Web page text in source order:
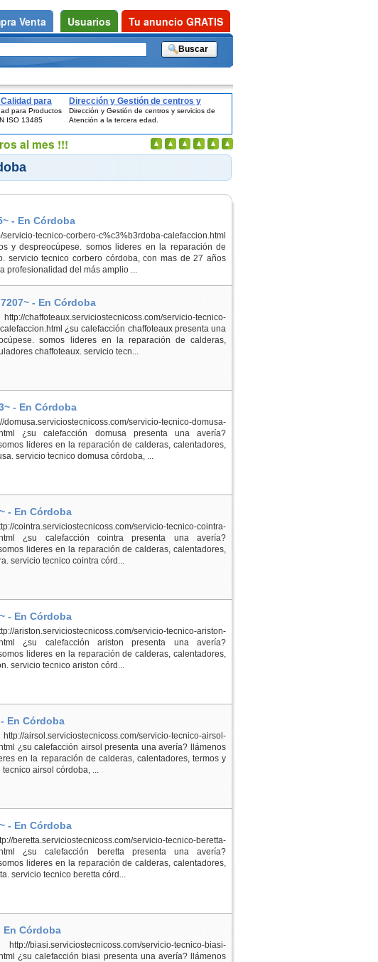
para
UNE-
para Productos
ISO 13485
Dirección y Gestión de centros y
servicios de Atención a la tercera
edad.
Dirección y Gestión de centros y servicios de
Atención a la tercera edad.
- En Córdoba
tecnico-corbero-c%c3%b3rdoba-calefaccion.html
y despreocúpese. somos lideres en la reparación de
servicio tecnico corbero córdoba, con mas de 27 años
profesionalidad del más amplio ...
- En Córdoba
servicio-tecnico-
¿su calefacción chaffoteaux presenta una
somos lideres en la reparación de calderas,
chaffoteaux. servicio tecn...
- En Córdoba
servicio-tecnico-domusa-
¿su calefacción domusa presenta una avería?
lideres en la reparación de calderas, calentadores,
servicio tecnico domusa córdoba, ...
- En Córdoba
servicio-tecnico-cointra-
¿su calefacción cointra presenta una avería?
lideres en la reparación de calderas, calentadores,
servicio tecnico cointra córd...
- En Córdoba
servicio-tecnico-ariston-
¿su calefacción ariston presenta una avería?
lideres en la reparación de calderas, calentadores,
servicio tecnico ariston córd...
En Córdoba
servicio-tecnico-airsol-
¿su calefacción airsol presenta una avería? llámenos
en la reparación de calderas, calentadores, termos y
airsol córdoba, ...
- En Córdoba
servicio-tecnico-beretta-
¿su calefacción beretta presenta una avería?
lideres en la reparación de calderas, calentadores,
servicio tecnico beretta córd...
En Córdoba
servicio-tecnico-biasi-
¿su calefacción biasi presenta una avería? llámenos
Venta Usuarios Tu anuncio GRATIS
al mes !!!